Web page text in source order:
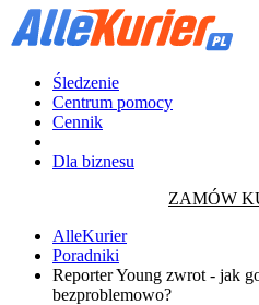
Śledzenie
Centrum pomocy
Cennik
Dla biznesu
ZAMÓW
AlleKurier
Poradniki
Reporter Young zwrot - jak
bezproblemowo?